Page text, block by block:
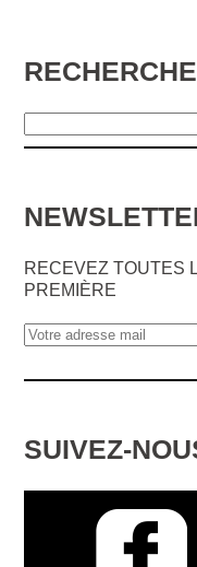
RECHERCHE
RECEVEZ TOUTES
PREMIÈRE
SUIVEZ-